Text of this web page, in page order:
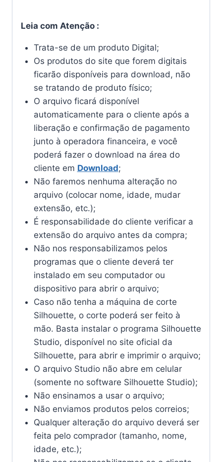
Leia com Atenção :
Trata-se de um produto Digital;
Os produtos do site que forem digitais
ficarão disponíveis para download, não
se tratando de produto físico;
O arquivo ficará disponível
automaticamente para o cliente após a
liberação e confirmação de pagamento
junto à operadora financeira, e você
poderá fazer o download na área do
cliente em Download;
Não faremos nenhuma alteração no
arquivo (colocar nome, idade, mudar
extensão, etc.);
É responsabilidade do cliente verificar a
extensão do arquivo antes da compra;
Não nos responsabilizamos pelos
programas que o cliente deverá ter
instalado em seu computador ou
dispositivo para abrir o arquivo;
Caso não tenha a máquina de corte
Silhouette, o corte poderá ser feito à
mão. Basta instalar o programa Silhouette
Studio, disponível no site oficial da
Silhouette, para abrir e imprimir o arquivo;
O arquivo Studio não abre em celular
(somente no software Silhouette Studio);
Não ensinamos a usar o arquivo;
Não enviamos produtos pelos correios;
Qualquer alteração do arquivo deverá ser
feita pelo comprador (tamanho, nome,
idade, etc.);